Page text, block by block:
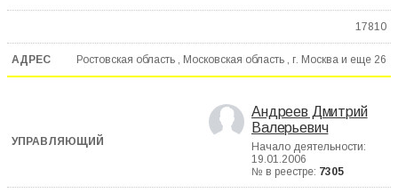
17810
Ростовская область , Московская область , г. Москва и еще 26
Андреев Дмитрий
Валерьевич
Начало деятельности:
19.01.2006
№ в реестре: 7305